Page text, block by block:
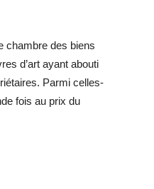
chambre des biens
d’art ayant abouti
Parmi celles-
fois au prix du